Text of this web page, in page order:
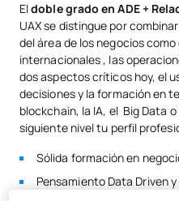
Eldoble grado en ADE +
UAX se distingue por
del área de los negocios
internacionales , las
dos aspectos críticos hoy, el
decisiones y la formación en
blockchain, la IA, el Big Data
siguiente nivel tu perfil
Sólida formación en
Pensamiento Data Driven